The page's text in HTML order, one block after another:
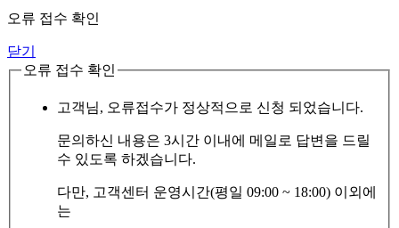
오류 접수 확인
닫기
오류 접수 확인
고객님, 오류접수가 정상적으로 신청 되었습니다.
문의하신 내용은 3시간 이내에 메일로 답변을 드릴
수 있도록 하겠습니다.
다만, 고객센터 운영시간(평일 09:00 ~ 18:00) 이외에
는